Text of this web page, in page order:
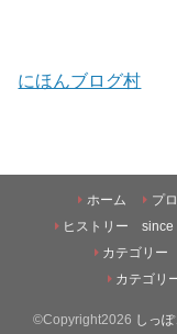
にほんブログ村
ホーム プ
ヒストリー since
カテゴリー
カテゴリ
©Copyright2026 しっ